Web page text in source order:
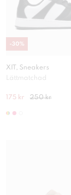
XIT, Sneakers
Lättmatchad
175 kr 250 kr
-30%